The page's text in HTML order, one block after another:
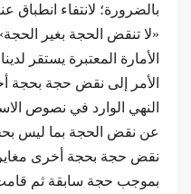
بالضرورة؛ لانتفاء انطباق
«لا تنقض الحجة بغير
الأمارة المعتبرة يستقر
الأمر إلى نقض حجة بحجة
النهي الوارد في نصوص
عن نقض الحجة بما ليس
نقض حجة بحجة أخرى
بموجب حجة سابقة ثم